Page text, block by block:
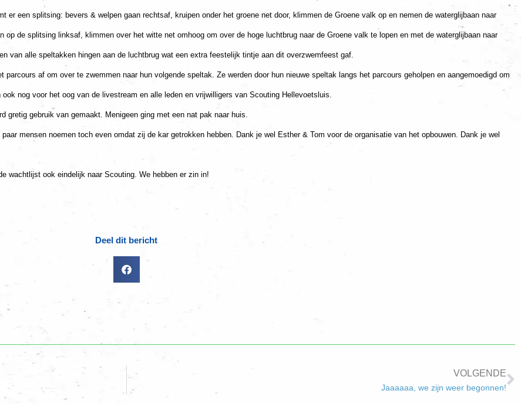
er een splitsing: bevers & welpen gaan rechtsaf, kruipen onder het groene net door, klimmen de Groene valk op en nemen de waterglijbaan naar
de splitsing linksaf, klimmen over het witte net omhoog om over de hoge luchtbrug naar de Groene valk te lopen en met de waterglijbaan naar
van alle speltakken hingen aan de luchtbrug wat een extra feestelijk tintje aan dit overzwemfeest gaf.
af om over te zwemmen naar hun volgende speltak. Ze werden door hun nieuwe speltak langs het parcours geholpen en aangemoedigd om
nog voor het oog van de livestream en alle leden en vrijwilligers van Scouting Hellevoetsluis.
gretig gebruik van gemaakt. Menigeen ging met een nat pak naar huis.
mensen noemen toch even omdat zij de kar getrokken hebben. Dank je wel Esther & Tom voor de organisatie van het opbouwen. Dank je wel
wachtlijst ook eindelijk naar Scouting. We hebben er zin in!
Deel dit bericht
VOLGENDE
Jaaaaaa, we zijn weer begonnen!